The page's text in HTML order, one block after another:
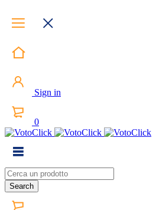
Sign in
0